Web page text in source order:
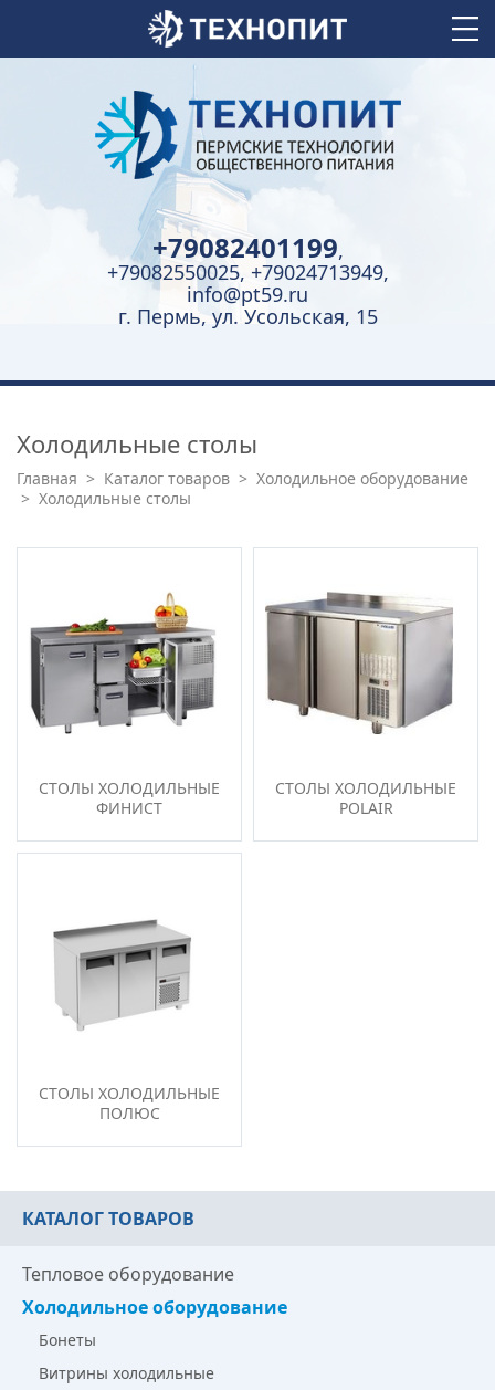
+79082401199,
+79082550025, +79024713949,
info@pt59.ru
г. Пермь, ул. Усольская, 15
Холодильные столы
Главная > Каталог товаров > Холодильное оборудование
> Холодильные столы
СТО­ЛЫ ХО­ЛОДИЛЬ­НЫЕ
ФИ­НИСТ
СТО­ЛЫ ХО­ЛОДИЛЬ­НЫЕ
POLAIR
СТО­ЛЫ ХО­ЛОДИЛЬ­НЫЕ
ПО­ЛЮС
КАТАЛОГ ТОВАРОВ
Тепловое оборудование
Холодильное оборудование
Бонеты
Витрины холодильные